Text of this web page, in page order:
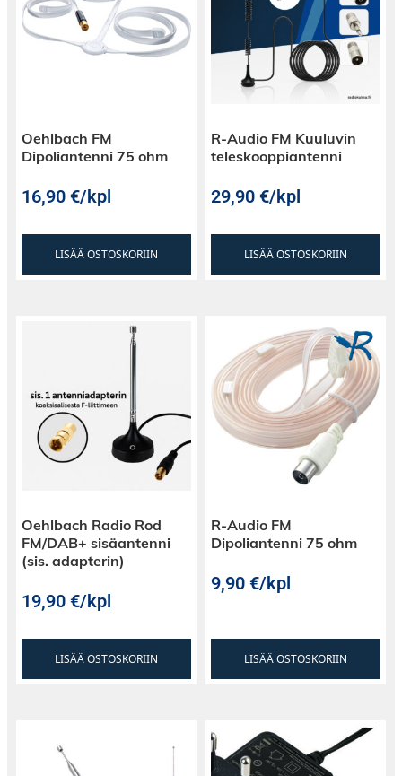
Oehlbach FM
Dipoliantenni 75 ohm
16,90€/kpl
LISÄÄ OSTOSKORIIN
R-Audio FM Kuuluvin
teleskooppiantenni
29,90€/kpl
LISÄÄ OSTOSKORIIN
Oehlbach Radio Rod
FM/DAB+ sisäantenni
(sis. adapterin)
19,90€/kpl
LISÄÄ OSTOSKORIIN
R-Audio FM
Dipoliantenni 75 ohm
9,90€/kpl
LISÄÄ OSTOSKORIIN